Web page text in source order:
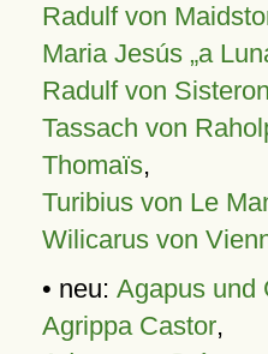
Radulf von
Maria Jesús „a
Radulf von Sisteron
Tassach von
Thomaïs,
Turibius von Le
Wilicarus von
• neu: Agapus und
Agrippa Castor,